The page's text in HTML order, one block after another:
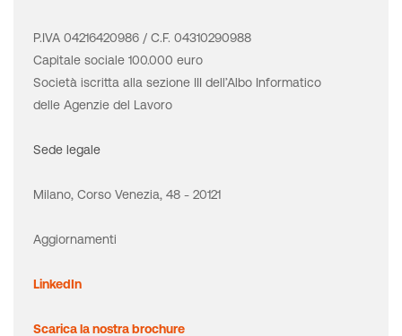
P.IVA 04216420986 / C.F. 04310290988
Capitale sociale 100.000 euro
Società iscritta alla sezione III dell’Albo Informatico
delle Agenzie del Lavoro
Sede legale
Milano, Corso Venezia, 48 - 20121
Aggiornamenti
LinkedIn
Scarica la nostra brochure